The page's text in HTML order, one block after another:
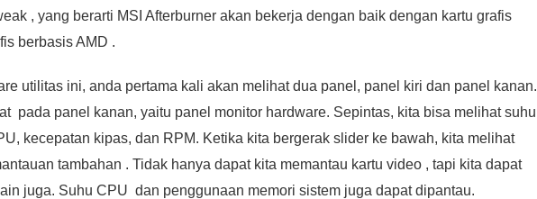
, yang berarti MSI Afterburner akan bekerja dengan baik dengan kartu grafis
berbasis AMD .
utilitas ini, anda pertama kali akan melihat dua panel, panel kiri dan panel kanan.
pada panel kanan, yaitu panel monitor hardware. Sepintas, kita bisa melihat suhu
kecepatan kipas, dan RPM. Ketika kita bergerak slider ke bawah, kita melihat
tambahan . Tidak hanya dapat kita memantau kartu video , tapi kita dapat
juga. Suhu CPU dan penggunaan memori sistem juga dapat dipantau.